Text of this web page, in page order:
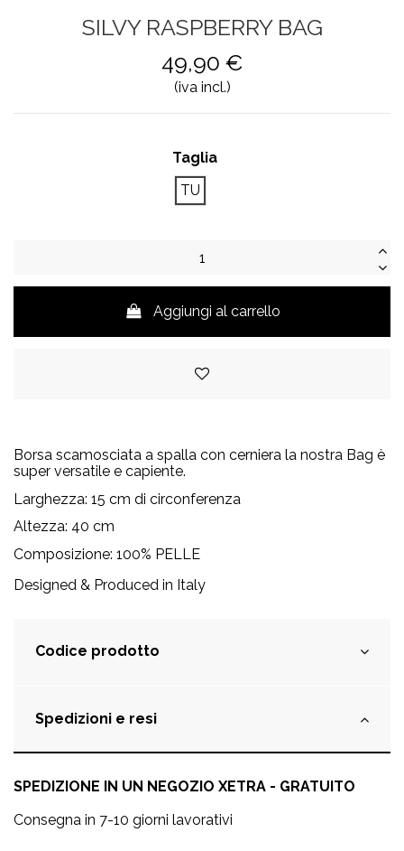
SILVY RASPBERRY BAG
49,90 €
(iva incl.)
Taglia
TU
Aggiungi al carrello
Borsa scamosciata a spalla con cerniera la nostra Bag è
super versatile e capiente.
Larghezza: 15 cm di circonferenza
Altezza: 40 cm
Composizione: 100% PELLE
Designed & Produced in Italy
Codice prodotto
Spedizioni e resi
SPEDIZIONE IN UN NEGOZIO XETRA - GRATUITO
Consegna in 7-10 giorni lavorativi